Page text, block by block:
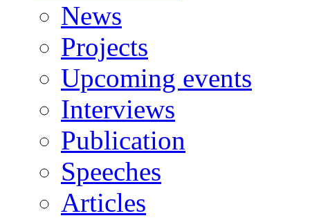
News
Projects
Upcoming events
Interviews
Publication
Speeches
Articles